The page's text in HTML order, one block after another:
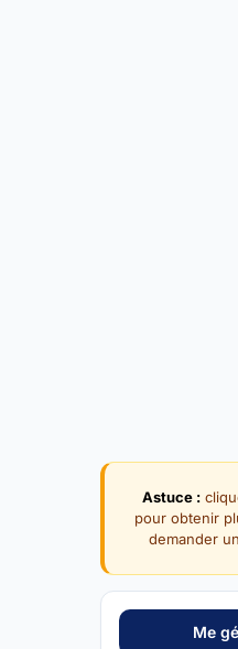
Astuce :
pour obtenir
demander